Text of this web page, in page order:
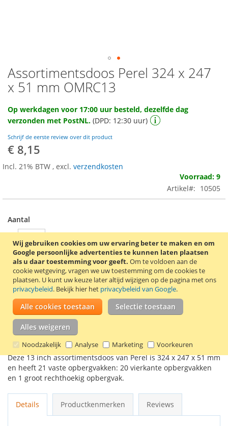
Wij gebruiken cookies om uw ervaring beter te maken en om
Google persoonlijke advertenties te kunnen laten plaatsen
als u daar toestemming voor geeft. Om te voldoen aan de
cookie wetgeving, vragen we uw toestemming om de cookies te
plaatsen. U kunt uw keuze later altijd wijzigen op de pagina met ons
privacybeleid. Bekijk hier het privacybeleid van Google.
Alle cookies toestaan Selectie toestaan
Alles weigeren
Noodzakelijk Analyse Marketing Voorkeuren
Ga
naar
het
van
de
gallerij
Assortimentsdoos Perel 324 x 247
x 51 mm OMRC13
Op werkdagen voor 17:00 uur besteld, dezelfde dag
verzonden met PostNL. (DPD: 12:30 uur)
Schrijf de eerste review over dit product
€ 8,15
Incl. 21% BTW , excl. verzendkosten
Voorraad: 9
Artikel
10505
Aantal
In Winkelwagen
VOEG TOE AAN VERLANGLIJST
TOEVOEGEN OM TE VERGELIJKEN
Deze 13 inch assortimentsdoos van Perel is 324 x 247 x 51 mm
en heeft 21 vaste opbergvakken: 20 vierkante opbergvakken
en 1 groot rechthoekig opbergvak.
Details Productkenmerken Reviews